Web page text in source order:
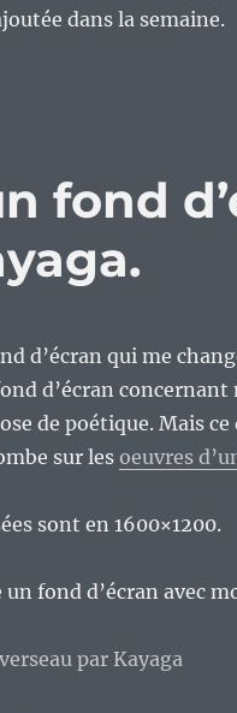
dans la semaine.
fond
d’écran qui me
d’écran
de poétique. Mais
sur les oeuvres
sont en 1600×1200.
fond d’écran avec